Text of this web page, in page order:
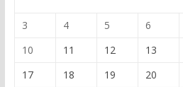
3
4 5 6
10
11 12 13
17
18 19 20